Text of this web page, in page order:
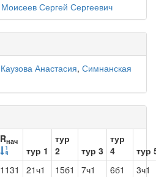
Моисеев Сергей Сергеевич
Каузова Анастасия, Симнанская
Rнач
тур 1
тур
2
тур 3
тур
4
тур
1131 21ч1 15б1 7ч1 6б1 3ч1